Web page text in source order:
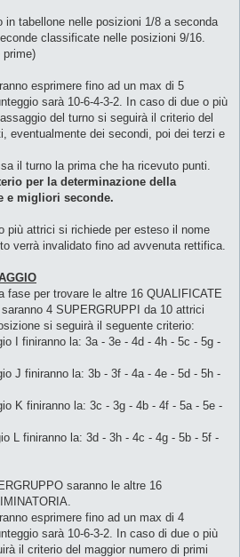
in tabellone nelle posizioni 1/8 a seconda
classificate nelle posizioni 9/16.
prime)
esprimere fino ad un max di 5
sarà 10-6-4-3-2. In caso di due o più
del turno si seguirà il criterio del
eventualmente dei secondi, poi dei terzi e
il turno la prima che ha ricevuto punti.
per la determinazione della
e migliori seconde.
più attrici si richiede per esteso il nome
verrà invalidato fino ad avvenuta rettifica.
fase per trovare le altre 16 QUALIFICATE
4 SUPERGRUPPI da 10 attrici
si seguirà il seguente criterio:
I finiranno la: 3a - 3e - 4d - 4h - 5c - 5g -
J finiranno la: 3b - 3f - 4a - 4e - 5d - 5h -
K finiranno la: 3c - 3g - 4b - 4f - 5a - 5e -
L finiranno la: 3d - 3h - 4c - 4g - 5b - 5f -
saranno le altre 16
esprimere fino ad un max di 4
sarà 10-6-3-2. In caso di due o più
il criterio del maggior numero di primi